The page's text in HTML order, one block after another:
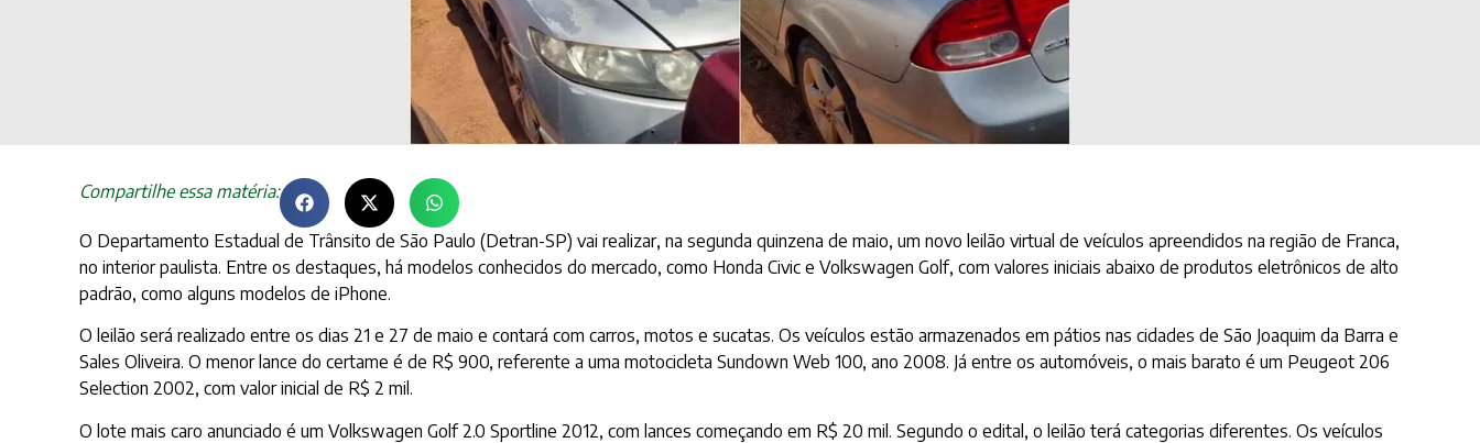
Compartilhe essa matéria:
O Departamento Estadual de Trânsito de São Paulo (Detran-SP) vai realizar, na segunda quinzena de maio, um novo leilão virtual de veículos apreendidos na região de Franca,
no interior paulista. Entre os destaques, há modelos conhecidos do mercado, como Honda Civic e Volkswagen Golf, com valores iniciais abaixo de produtos eletrônicos de alto
padrão, como alguns modelos de iPhone.
O leilão será realizado entre os dias 21 e 27 de maio e contará com carros, motos e sucatas. Os veículos estão armazenados em pátios nas cidades de São Joaquim da Barra e
Sales Oliveira. O menor lance do certame é de R$ 900, referente a uma motocicleta Sundown Web 100, ano 2008. Já entre os automóveis, o mais barato é um Peugeot 206
Selection 2002, com valor inicial de R$ 2 mil.
O lote mais caro anunciado é um Volkswagen Golf 2.0 Sportline 2012, com lances começando em R$ 20 mil. Segundo o edital, o leilão terá categorias diferentes. Os veículos